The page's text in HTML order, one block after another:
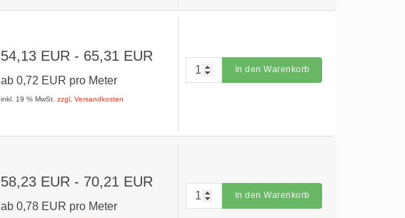
54,13 EUR - 65,31 EUR
ab0,72 EUR pro Meter
inkl. 19 % MwSt.zzgl. Versandkosten
In den Warenkorb
58,23 EUR - 70,21 EUR
ab0,78 EUR pro Meter
In den Warenkorb